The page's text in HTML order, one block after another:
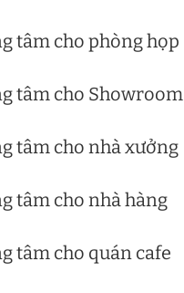
tâm cho phòng họp
tâm cho Showroom
tâm cho nhà xưởng
tâm cho nhà hàng
tâm cho quán cafe